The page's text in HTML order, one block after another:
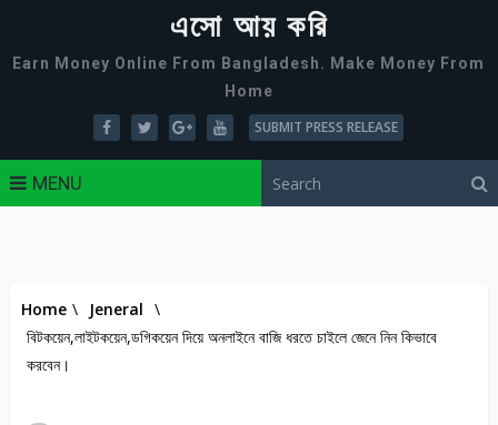
এসো আয় করি
Earn Money Online From Bangladesh. Make Money From
Home
SUBMIT PRESS RELEASE
MENU
Home \ Jeneral \
বিটকয়েন,লাইটকয়েন,ডগিকয়েন দিয়ে অনলাইনে বাজি ধরতে চাইলে জেনে নিন কিভাবে
করবেন।